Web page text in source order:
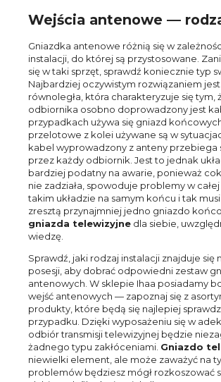
Wejścia antenowe —
Gniazdka antenowe różnią się w
instalacji, do której są przystosowane.
się w taki sprzęt, sprawdź koniecznie typ
Najbardziej oczywistym rozwiązaniem
równoległa, która charakteryzuje się tym,
odbiornika osobno doprowadzony jest
przypadkach używa się gniazd
przelotowe z kolei używane są w
kabel wyprowadzony z anteny przebiega
przez każdy odbiornik. Jest to jednak
bardziej podatny na awarie, ponieważ
nie zadziała, spowoduje problemy w
takim układzie na samym końcu i tak
zresztą przynajmniej jedno gniazdo
gniazda telewizyjne dla siebie,
wiedzę.
Sprawdź, jaki rodzaj instalacji znajduje się
posesji, aby dobrać odpowiedni zestaw
antenowych. W sklepie Ihaa posiadamy
wejść antenowych — zapoznaj się z
produkty, które będą się najlepiej
przypadku. Dzięki wyposażeniu się w
odbiór transmisji telewizyjnej będzie
żadnego typu zakłóceniami. Gniazdo
niewielki element, ale może zaważyć na
problemów będziesz mógł rozkoszować